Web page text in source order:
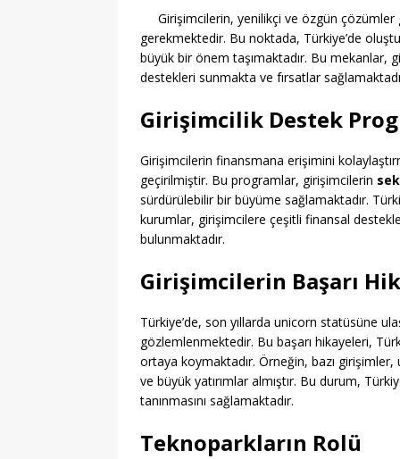
Girişimcilerin, yenilikçi ve özgün
gerekmektedir. Bu noktada, Türkiye’de
büyük bir önem taşımaktadır. Bu mekanlar,
destekleri sunmakta ve fırsatlar
Girişimcilik Destek
Girişimcilerin finansmana erişimini
geçirilmiştir. Bu programlar, girişimcilerin
sürdürülebilir bir büyüme sağlamaktadır.
kurumlar, girişimcilere çeşitli finansal
bulunmaktadır.
Girişimcilerin Başarı
Türkiye’de, son yıllarda unicorn statüsüne
gözlemlenmektedir. Bu başarı hikayeleri,
ortaya koymaktadır. Örneğin, bazı girişimler,
ve büyük yatırımlar almıştır. Bu durum,
tanınmasını sağlamaktadır.
Teknoparkların Rolü